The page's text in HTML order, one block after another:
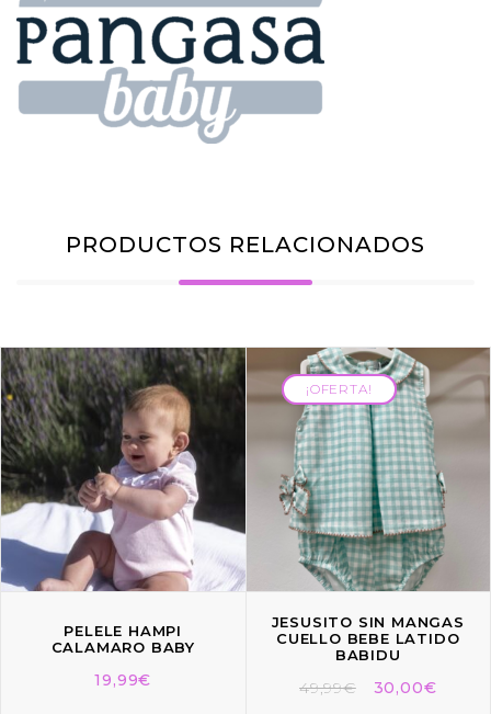
PRODUCTOS RELACIONADOS
PELELE HAMPI
CALAMARO BABY
19,99€
¡OFERTA!
¡OFERTA!
JESUSITO SIN MANGAS
CUELLO BEBE LATIDO
BABIDU
49,99€ 30,00€